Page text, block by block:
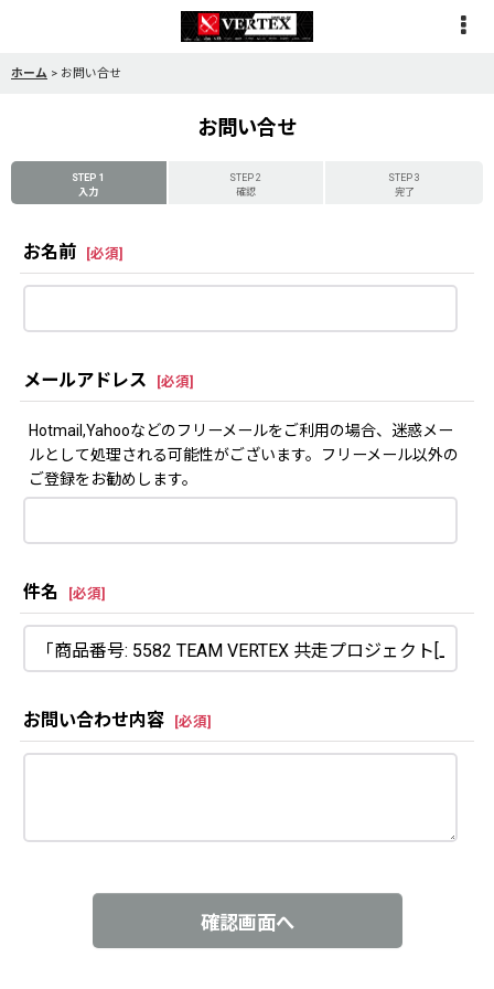
ホーム > お問い合せ
お問い合せ
STEP 1
入力
STEP 2
確認
STEP 3
完了
お名前 [必須]
メールアドレス [必須]
Hotmail,Yahooなどのフリーメールをご利用の場合、迷惑メー
ルとして処理される可能性がございます。フリーメール以外の
ご登録をお勧めします。
件名 [必須]
お問い合わせ内容 [必須]
確認画面へ